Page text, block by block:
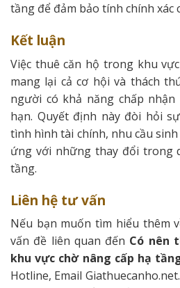
tầng để đảm bảo tính chính xác
Kết luận
Việc thuê căn hộ trong khu
mang lại cả cơ hội và thách
người có khả năng chấp
hạn. Quyết định này đòi hỏi
tình hình tài chính, nhu cầu
ứng với những thay đổi trong
tầng.
Liên hệ tư vấn
Nếu bạn muốn tìm hiểu thêm
vấn đề liên quan đến Có nên
khu vực chờ nâng cấp hạ
Hotline, Email